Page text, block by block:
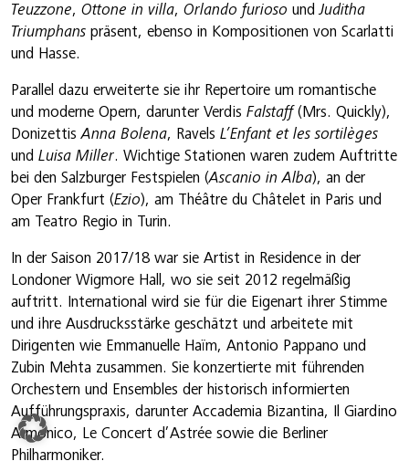
Teuzzone, Ottone in villa, Orlando furioso undJuditha
Triumphans präsent, ebenso in Kompositionen von Scarlatti
und Hasse.
Parallel dazu erweiterte sie ihr Repertoire um romantische
und moderne Opern, darunter Verdis Falstaff(Mrs. Quickly),
DonizettisAnna Bolena, Ravels L’Enfant et les sortilèges
und Luisa Miller. Wichtige Stationen waren zudem Auftritte
bei den Salzburger Festspielen (Ascanio in Alba), an der
Oper Frankfurt (Ezio), am Théâtre du Châtelet in Paris und
am Teatro Regio in Turin.
In der Saison 2017/18 war sie Artist in Residence in der
Londoner Wigmore Hall, wo sie seit 2012 regelmäßig
auftritt. International wird sie für die Eigenart ihrer Stimme
und ihre Ausdrucksstärke geschätzt und arbeitete mit
Dirigenten wie Emmanuelle Haïm, Antonio Pappano und
Zubin Mehta zusammen. Sie konzertierte mit führenden
Orchestern und Ensembles der historisch informierten
Aufführungspraxis, darunter Accademia Bizantina, Il Giardino
Armonico, Le Concert d’Astrée sowie die Berliner
Philharmoniker.